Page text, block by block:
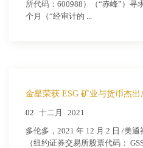
所代码：600988）（“赤峰”）寻
个月（“经审计的 ...
金星荣获 ESG 矿业与货币杰出
02 十二月 2021
多伦多，2021 年 12 月 2 日 /美通
（纽约证券交易所股票代码：